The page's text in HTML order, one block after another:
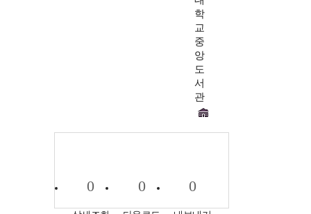
학
교
중
앙
도
서
관
0 0 0